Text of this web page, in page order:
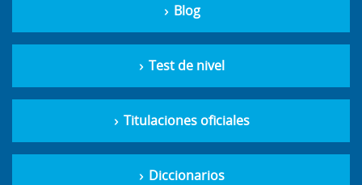
Blog
Test de nivel
Titulaciones oficiales
Diccionarios